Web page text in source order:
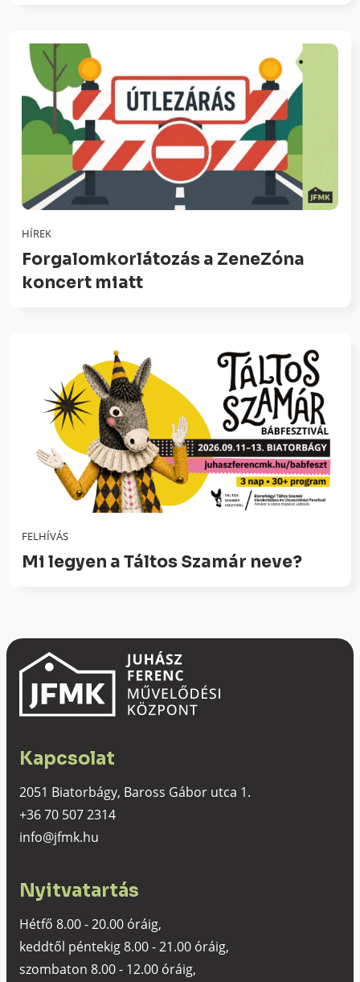
HÍREK
Forgalomkorlátozás a ZeneZóna
koncert miatt
FELHÍVÁS
Mi legyen a Táltos Szamár neve?
Kapcsolat
2051 Biatorbágy, Baross Gábor utca 1.
+36 70 507 2314
info@jfmk.hu
Nyitvatartás
Hétfő 8.00 - 20.00 óráig,
keddtől péntekig 8.00 - 21.00 óráig,
szombaton 8.00 - 12.00 óráig,